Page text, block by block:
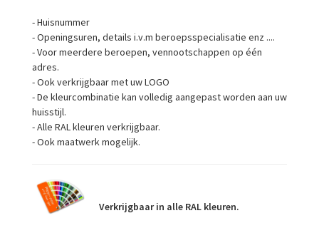
- Huisnummer
- Openingsuren, details i.v.m beroepsspecialisatie enz ....
- Voor meerdere beroepen, vennootschappen op één
adres.
- Ook verkrijgbaar met uw LOGO
- De kleurcombinatie kan volledig aangepast worden aan uw
huisstijl.
- Alle RAL kleuren verkrijgbaar.
- Ook maatwerk mogelijk.
Verkrijgbaar in alle RAL kleuren.